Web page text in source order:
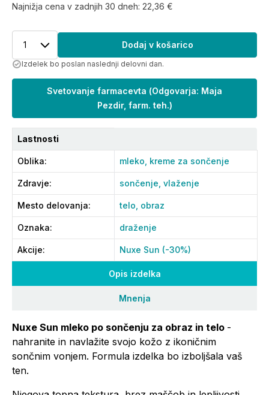
Opis izdelka
Mnenja
Nuxe Sun mleko po sončenju za obraz in telo -
nahranite in navlažite svojo kožo z ikoničnim
sončnim vonjem. Formula izdelka bo izboljšala vaš
ten.
Najnižja cena v zadnjih 30 dneh: 22,36 €
1 Dodaj v košarico
Izdelek bo poslan naslednji delovni dan.
Svetovanje farmacevta (Odgovarja: Maja
Pezdir, farm. teh.)
Lastnosti
Oblika: mleko, kreme za sončenje
Zdravje: sončenje, vlaženje
Mesto delovanja: telo, obraz
Oznaka: draženje
Akcije: Nuxe Sun (-30%)